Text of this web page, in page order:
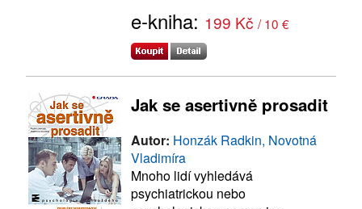
e-kniha: 199 Kč / 10 €
Jak se asertivně prosadit
Autor: Honzák Radkin, Novotná
Vladimíra
Mnoho lidí vyhledává
psychiatrickou nebo